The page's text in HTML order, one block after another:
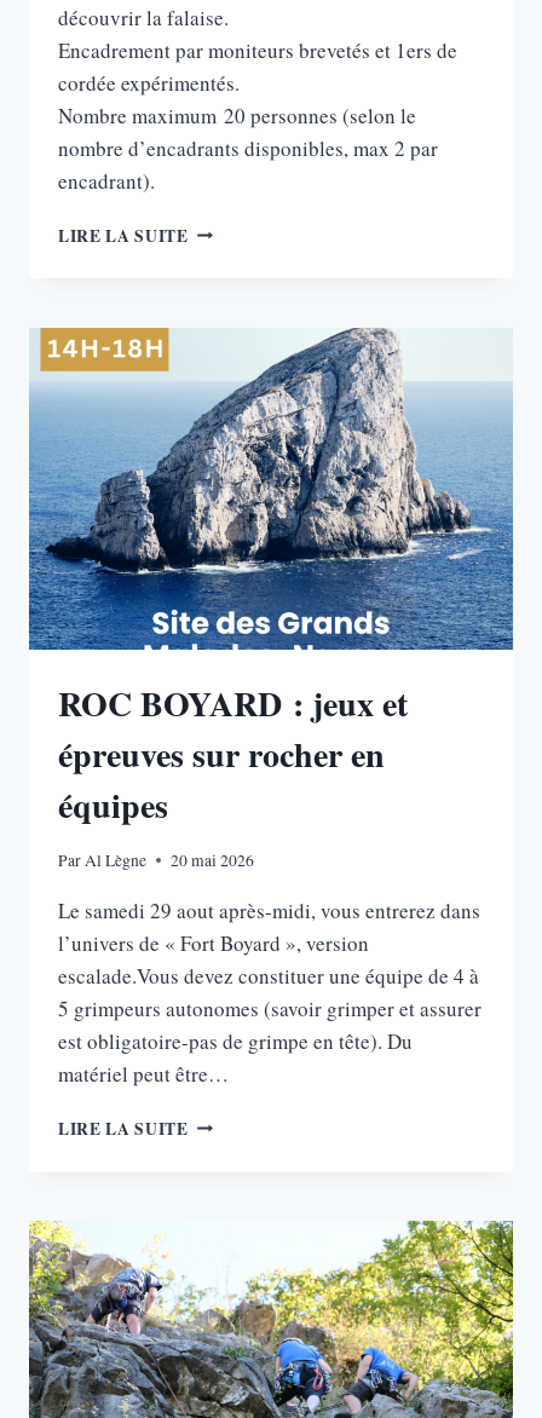
découvrir la falaise.
Encadrement par moniteurs brevetés et 1ers de
cordée expérimentés.
Nombre maximum 20 personnes (selon le
nombre d’encadrants disponibles, max 2 par
encadrant).
LIRE LA SUITE STAGES
L’ESCALADE
FALAISE
ROC BOYARD : jeux et
épreuves sur rocher en
équipes
ParAl Lègne 20 mai 2026
Le samedi 29 aout après-midi, vous entrerez dans
l’univers de « Fort Boyard », version
escalade.Vous devez constituer une équipe de 4 à
5 grimpeurs autonomes (savoir grimper et assurer
est obligatoire-pas de grimpe en tête). Du
matériel peut être…
LIRE LA SUITE ROC
ROCHER
EN
ÉQUIPES